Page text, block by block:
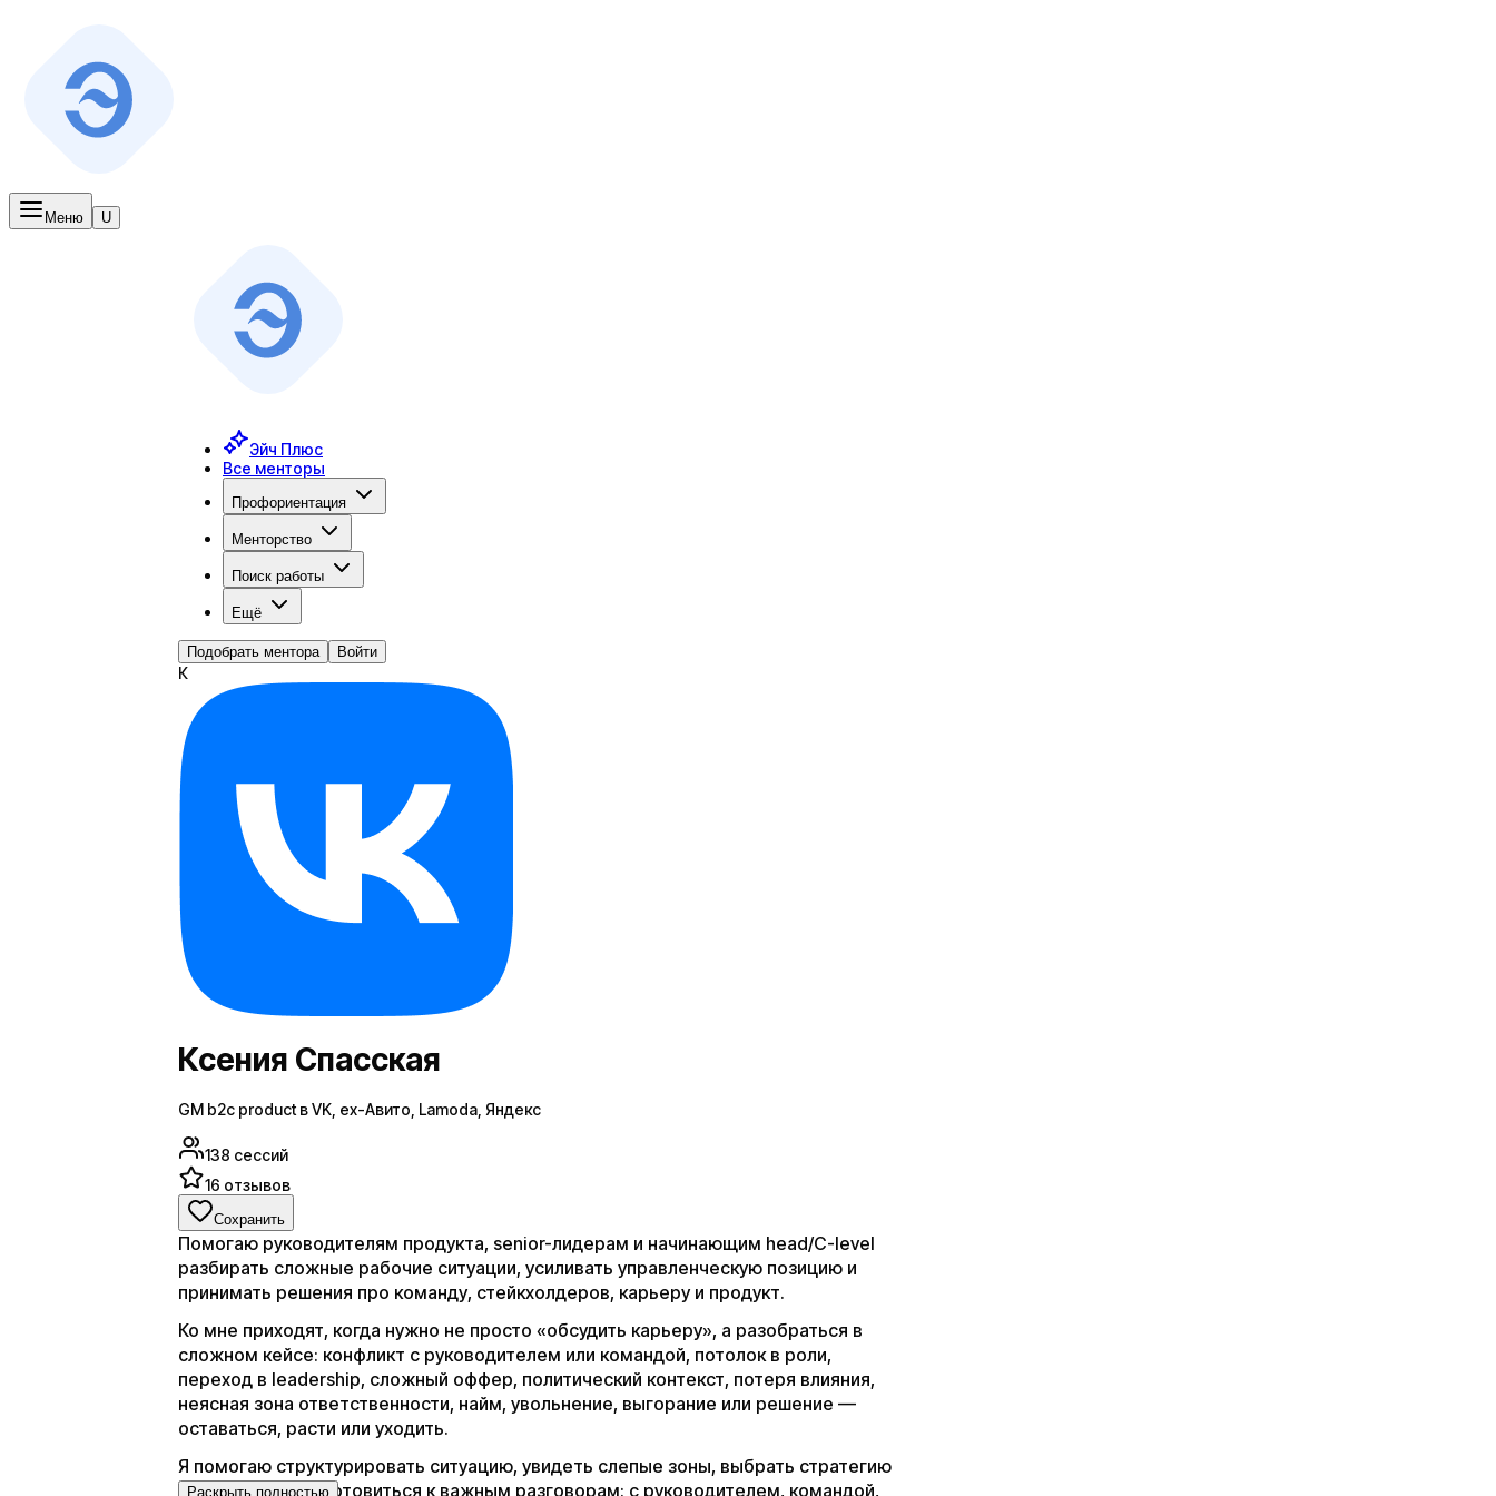
Меню U
Эйч Плюс
Все менторы
Профориентация
Менторство
Поиск работы
Ещё
Подобрать ментора Войти
К
Ксения Спасская
GM b2c product в VK, ex-Авито, Lamoda, Яндекс
138 сессий
16 отзывов
Сохранить
Помогаю руководителям продукта, senior-лидерам и начинающим head/C-level
разбирать сложные рабочие ситуации, усиливать управленческую позицию и
принимать решения про команду, стейкхолдеров, карьеру и продукт.
Ко мне приходят, когда нужно не просто «обсудить карьеру», а разобраться в
сложном кейсе: конфликт с руководителем или командой, потолок в роли,
переход в leadership, сложный оффер, политический контекст, потеря влияния,
неясная зона ответственности, найм, увольнение, выгорание или решение —
оставаться, расти или уходить.
Я помогаю структурировать ситуацию, увидеть слепые зоны, выбрать стратегию
поведения и подготовиться к важным разговорам: с руководителем, командой,
Раскрыть полностью